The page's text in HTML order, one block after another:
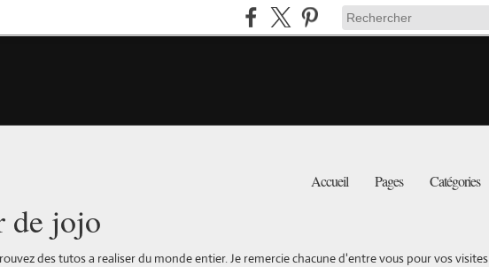
Accueil Pages Catégories
de jojo
des tutos a realiser du monde entier. Je remercie chacune d'entre vous pour vos